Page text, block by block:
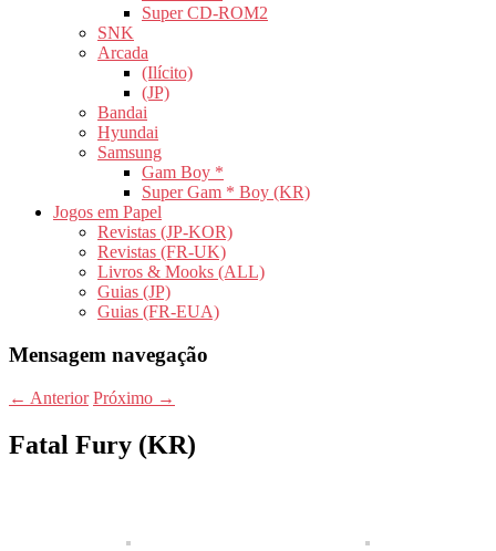
Super CD-ROM2
SNK
Arcada
(Ilícito)
(JP)
Bandai
Hyundai
Samsung
Gam Boy *
Super Gam * Boy (KR)
Jogos em Papel
Revistas (JP-KOR)
Revistas (FR-UK)
Livros & Mooks (ALL)
Guias (JP)
Guias (FR-EUA)
Mensagem navegação
← Anterior Próximo →
Fatal Fury (KR)